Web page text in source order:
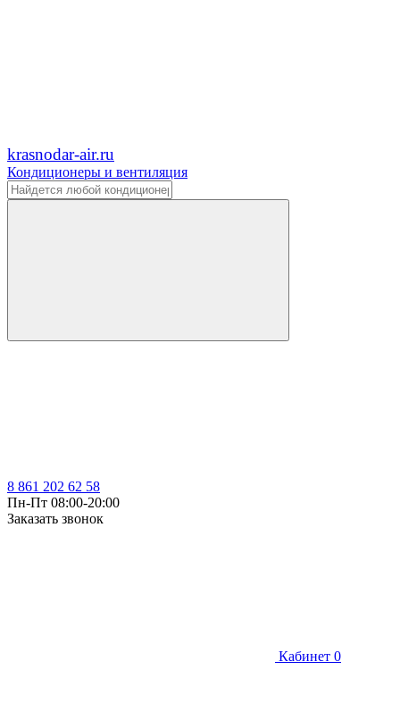
krasnodar-air.ru
Кондиционеры и вентиляция
8 861 202 62 58
Пн-Пт 08:00-20:00
Заказать звонок
Кабинет 0